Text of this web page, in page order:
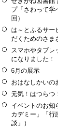
プ「さわって学
回）
は～とふるサー
だくためのさま
スマホやタブレ
になりました！
6月の展示
おはなしかいの
元気！はつらつ
イベントのお知
カデミー」「行
談」）